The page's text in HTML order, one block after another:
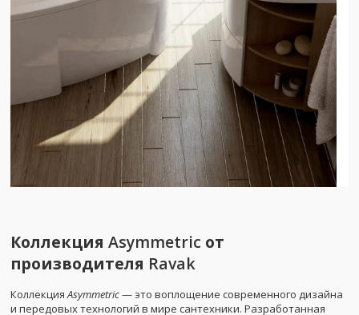
Коллекция Asymmetric от
производителя Ravak
КоллекцияAsymmetric— это воплощение современного дизайна
и передовых технологий в мире сантехники. Разработанная